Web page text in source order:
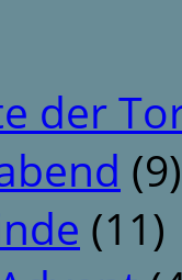
der
(9)
(11)